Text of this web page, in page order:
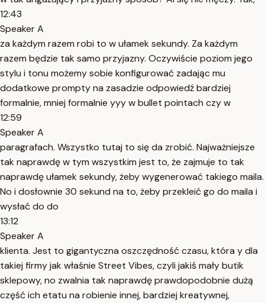
12:43
Speaker A
za każdym razem robi to w ułamek sekundy. Za każdym
razem będzie tak samo przyjazny. Oczywiście poziom jego
stylu i tonu możemy sobie konfigurować zadając mu
dodatkowe prompty na zasadzie odpowiedź bardziej
formalnie, mniej formalnie yyy w bullet pointach czy w
12:59
Speaker A
paragrafach. Wszystko tutaj to się da zrobić. Najważniejsze
tak naprawdę w tym wszystkim jest to, że zajmuje to tak
naprawdę ułamek sekundy, żeby wygenerować takiego maila.
No i dosłownie 30 sekund na to, żeby przekleić go do maila i
wysłać do do
13:12
Speaker A
klienta. Jest to gigantyczna oszczędność czasu, która y dla
takiej firmy jak właśnie Street Vibes, czyli jakiś mały butik
sklepowy, no zwalnia tak naprawdę prawdopodobnie dużą
część ich etatu na robienie innej, bardziej kreatywnej,